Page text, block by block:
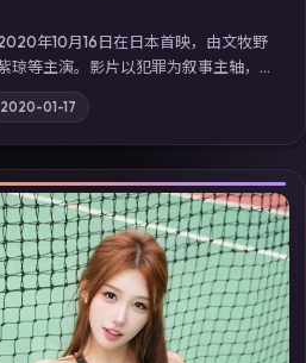
年10月16日在日本首映，由文牧野
琼等主演。影片以犯罪为叙事主轴，
信彻底打破；摄影与配乐强化地域气
费观看高清电视剧在线看」延展检索
在线追剧体验。
2020-01-17
▶